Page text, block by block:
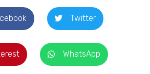
Twitter
WhatsApp